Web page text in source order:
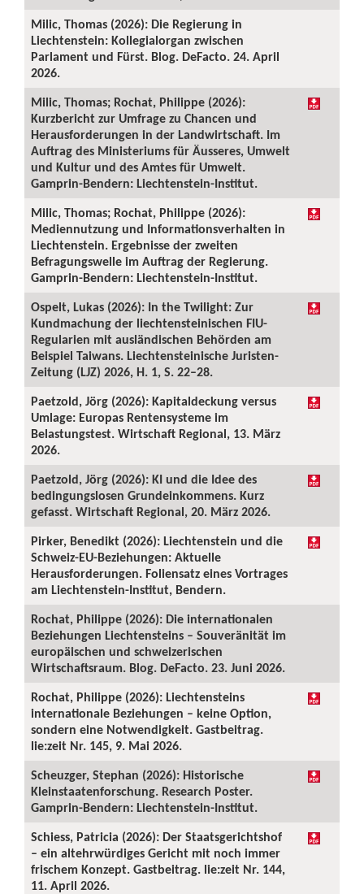
Milic, Thomas (2026): Die Regierung in
Liechtenstein: Kollegialorgan zwischen
Parlament und Fürst. Blog. DeFacto. 24. April
2026.
Milic, Thomas; Rochat, Philippe (2026):
Kurzbericht zur Umfrage zu Chancen und
Herausforderungen in der Landwirtschaft. Im
Auftrag des Ministeriums für Äusseres, Umwelt
und Kultur und des Amtes für Umwelt.
Gamprin-Bendern: Liechtenstein-Institut.
Milic, Thomas; Rochat, Philippe (2026):
Mediennutzung und Informationsverhalten in
Liechtenstein. Ergebnisse der zweiten
Befragungswelle im Auftrag der Regierung.
Gamprin-Bendern: Liechtenstein-Institut.
Ospelt, Lukas (2026): In the Twilight: Zur
Kundmachung der liechtensteinischen FIU-
Regularien mit ausländischen Behörden am
Beispiel Taiwans. Liechtensteinische Juristen-
Zeitung (LJZ) 2026, H. 1, S. 22–28.
Paetzold, Jörg (2026): Kapitaldeckung versus
Umlage: Europas Rentensysteme im
Belastungstest. Wirtschaft Regional, 13. März
2026.
Paetzold, Jörg (2026): KI und die Idee des
bedingungslosen Grundeinkommens. Kurz
gefasst. Wirtschaft Regional, 20. März 2026.
Pirker, Benedikt (2026): Liechtenstein und die
Schweiz-EU-Beziehungen: Aktuelle
Herausforderungen. Foliensatz eines Vortrages
am Liechtenstein-Institut, Bendern.
Rochat, Philippe (2026): Die internationalen
Beziehungen Liechtensteins – Souveränität im
europäischen und schweizerischen
Wirtschaftsraum. Blog. DeFacto. 23. Juni 2026.
Rochat, Philippe (2026): Liechtensteins
internationale Beziehungen – keine Option,
sondern eine Notwendigkeit. Gastbeitrag.
lie:zeit Nr. 145, 9. Mai 2026.
Scheuzger, Stephan (2026): Historische
Kleinstaatenforschung. Research Poster.
Gamprin-Bendern: Liechtenstein-Institut.
Schiess, Patricia (2026): Der Staatsgerichtshof
– ein altehrwürdiges Gericht mit noch immer
frischem Konzept. Gastbeitrag. lie:zeit Nr. 144,
11. April 2026.